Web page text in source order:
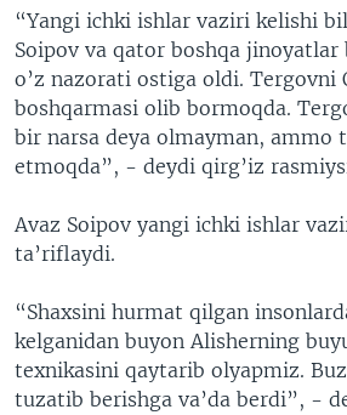
“Yangi ichki ishlar vaziri kelishi
Soipov va qator boshqa jinoyatlar
o’z nazorati ostiga oldi. Tergovni
boshqarmasi olib bormoqda.
bir narsa deya olmayman, ammo
etmoqda”, - deydi qirg’iz
Avaz Soipov yangi ichki ishlar
ta’riflaydi.
“Shaxsini hurmat qilgan
kelganidan buyon Alisherning
texnikasini qaytarib olyapmiz.
tuzatib berishga va’da berdi”, -